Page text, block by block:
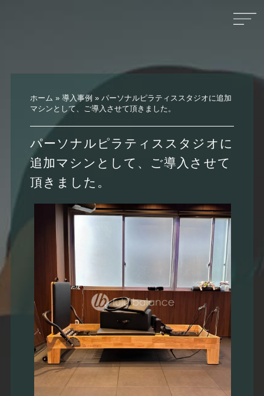
ホーム » 導入事例 » パーソナルピラティススタジオに追加
マシンとして、ご導入させて頂きました。
パーソナルピラティススタジオに
追加マシンとして、ご導入させて
頂きました。